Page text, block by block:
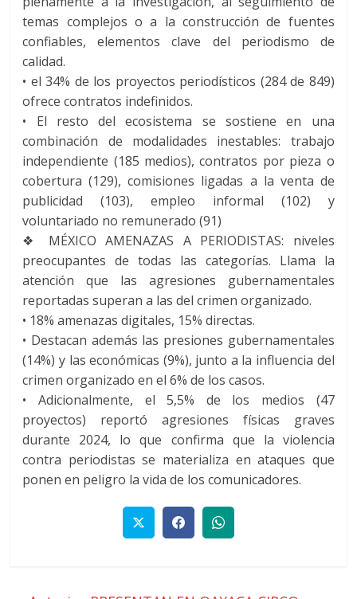
temas complejos o a la construcción de fuentes
confiables, elementos clave del periodismo de
calidad.
• el 34% de los proyectos periodísticos (284 de 849)
ofrece contratos indefinidos.
• El resto del ecosistema se sostiene en una
combinación de modalidades inestables: trabajo
independiente (185 medios), contratos por pieza o
cobertura (129), comisiones ligadas a la venta de
publicidad (103), empleo informal (102) y
voluntariado no remunerado (91)
❖ MÉXICO AMENAZAS A PERIODISTAS: niveles
preocupantes de todas las categorías. Llama la
atención que las agresiones gubernamentales
reportadas superan a las del crimen organizado.
• 18% amenazas digitales, 15% directas.
• Destacan además las presiones gubernamentales
(14%) y las económicas (9%), junto a la influencia del
crimen organizado en el 6% de los casos.
•Adicionalmente, el 5,5% de los medios (47
proyectos) reportó agresiones físicas graves
durante 2024, lo que confirma que la violencia
contra periodistas se materializa en ataques que
ponen en peligro la vida de los comunicadores.